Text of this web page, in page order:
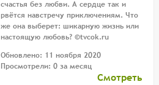
счастья без любви. А сердце так и
рвётся навстречу приключениям. Что
же она выберет: шикарную жизнь или
настоящую любовь? ©tvcok.ru
Обновлено: 11 ноября 2020
Просмотрели: 0 за месяц
Смотреть